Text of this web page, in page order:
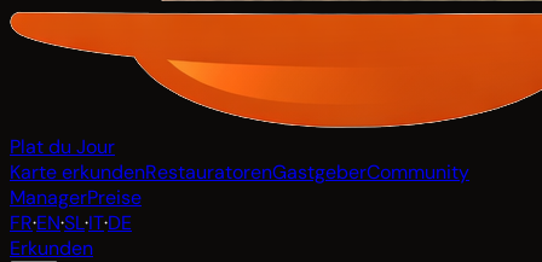
Plat du Jour
Karte erkundenRestauratorenGastgeberCommunity
ManagerPreise
FR·EN·SL·IT·DE
Erkunden